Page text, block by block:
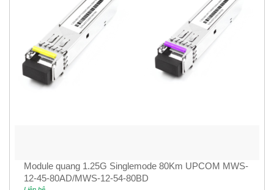
Module quang 1.25G Singlemode 80Km UPCOM MWS-
12-45-80AD/MWS-12-54-80BD